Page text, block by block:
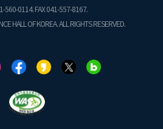
560-0114. FAX 041-557-8167.
HALL OF KOREA. ALL RIGHTS RESERVED.